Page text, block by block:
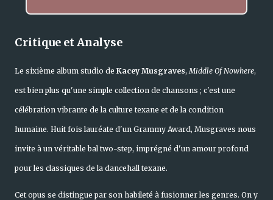
Critique et Analyse
Le sixième album studio de Kacey Musgraves, Middle Of Nowhere,
est bien plus qu'une simple collection de chansons ; c'est une
célébration vibrante de la culture texane et de la condition
humaine. Huit fois lauréate d'un Grammy Award, Musgraves nous
invite à un véritable bal two-step, imprégné d'un amour profond
pour les classiques de la dancehall texane.
Cet opus se distingue par son habileté à fusionner les genres. On y